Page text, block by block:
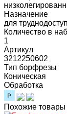
Назначение
для
Количество в
1
Артикул
3212250602
Тип борфрезы
Коническая
Обработка
Похожие товары